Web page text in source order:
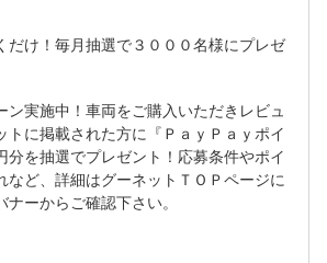
だけ！毎月抽選で３０００名様にプレゼ
ン実施中！車両をご購入いただきレビュ
トに掲載された方に『ＰａｙＰａｙポイ
を抽選でプレゼント！応募条件やポイ
など、詳細はグーネットＴＯＰページに
ーからご確認下さい。